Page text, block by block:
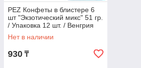
PEZ Конфеты в блистере 6
шт "Экзотический микс" 51 гр.
/ Упаковка 12 шт. / Венгрия
Нет в наличии
930 ₸